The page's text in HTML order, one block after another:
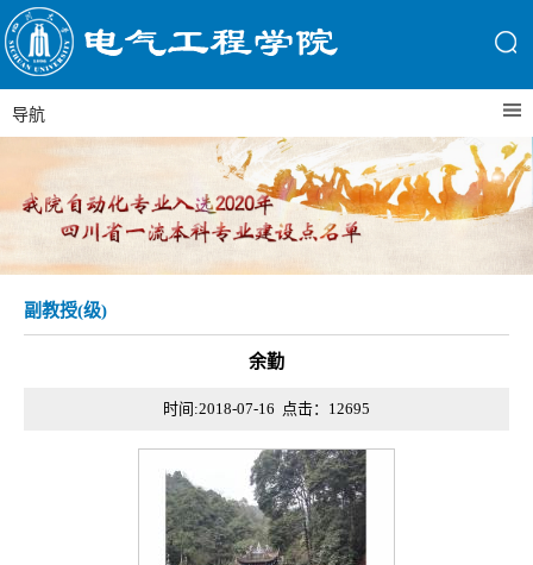
导航
副教授(级)
余勤
时间:2018-07-16 点击： 12695